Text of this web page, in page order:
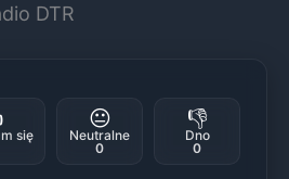
DTR
się
😐
Neutralne
0
👎
Dno
0